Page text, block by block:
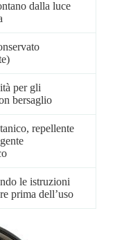
dalla luce
per gli
bersaglio
repellente
le istruzioni
prima dell’uso